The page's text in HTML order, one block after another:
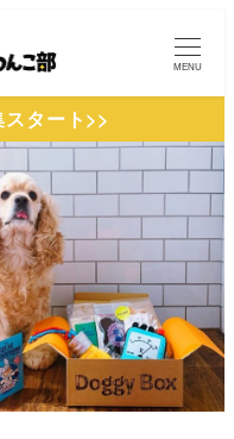
MENU
タート>>